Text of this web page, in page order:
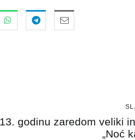
13. godinu zaredom veliki
„Noć